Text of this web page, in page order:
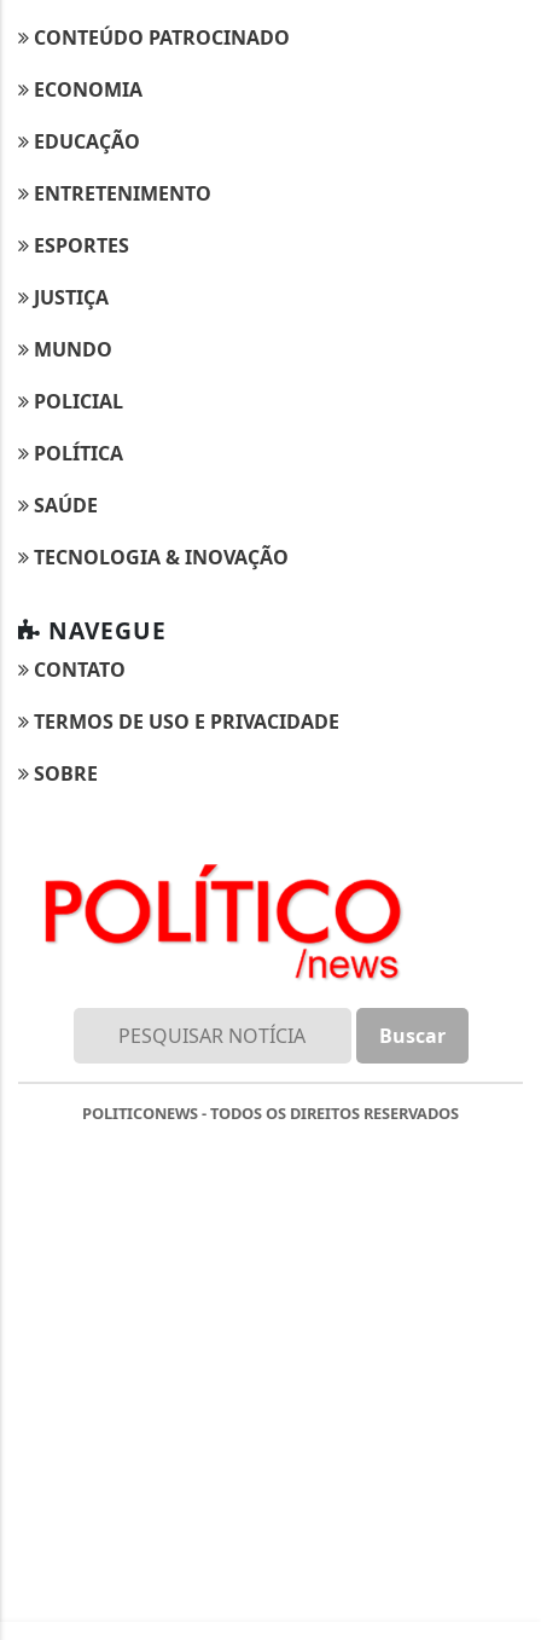
CONTEÚDO PATROCINADO
ECONOMIA
EDUCAÇÃO
ENTRETENIMENTO
ESPORTES
JUSTIÇA
MUNDO
POLICIAL
POLÍTICA
SAÚDE
TECNOLOGIA & INOVAÇÃO
NAVEGUE
CONTATO
TERMOS DE USO E PRIVACIDADE
SOBRE
POLITICONEWS - TODOS OS DIREITOS RESERVADOS